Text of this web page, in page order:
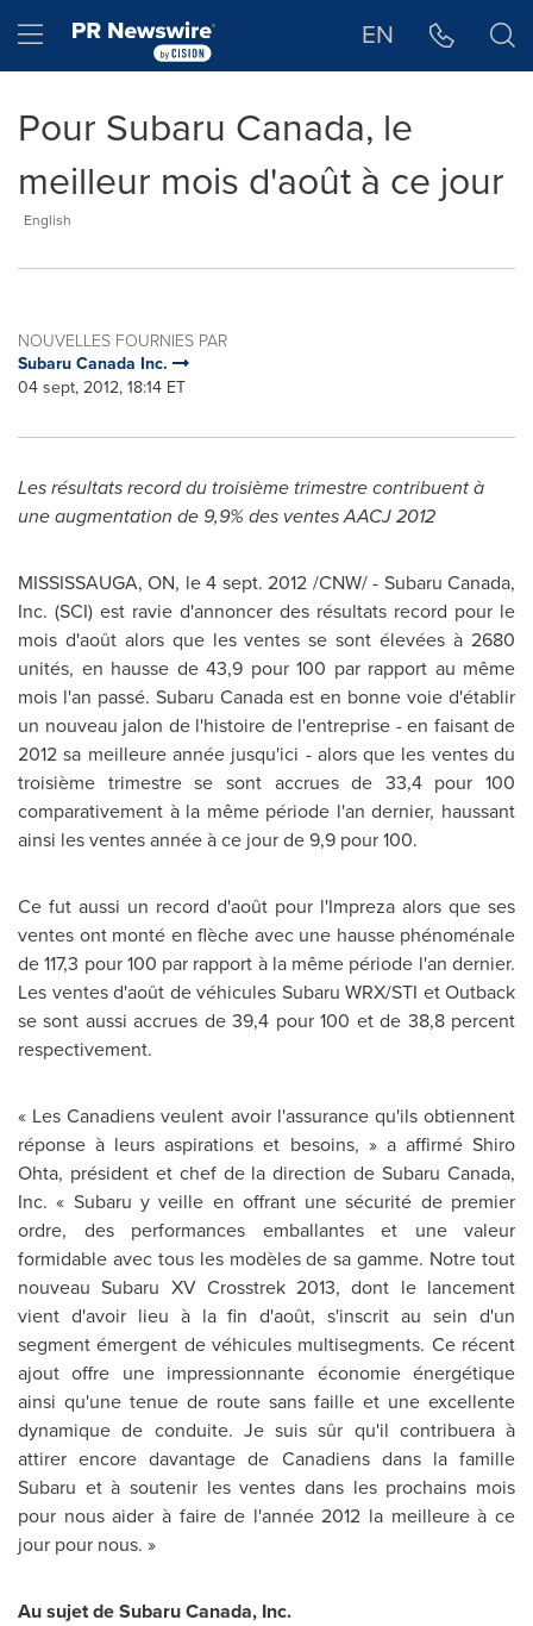
Hamburger menu EN
Pour Subaru Canada, le
meilleur mois d'août à ce jour
English
NOUVELLES FOURNIES PAR
Subaru Canada Inc.
04 sept, 2012, 18:14 ET
Les résultats record du troisième trimestre contribuent à
une augmentation de 9,9% des ventes AACJ 2012
MISSISSAUGA, ON, le4 sept. 2012 /CNW/ - SubaruCanada,
Inc. (SCI) est ravie d'annoncer des résultats record pour le
mois d'août alors que les ventes se sont élevées à 2680
unités, en hausse de 43,9 pour 100 par rapport au même
mois l'an passé. Subaru Canada est en bonne voie d'établir
un nouveau jalon de l'histoire de l'entreprise - en faisant de
2012 sa meilleure année jusqu'ici - alors que les ventes du
troisième trimestre se sont accrues de 33,4 pour 100
comparativement à la même période l'an dernier, haussant
ainsi les ventes année à ce jour de 9,9 pour 100.
Ce fut aussi un record d'août pour l'Impreza alors que ses
ventes ont monté en flèche avec une hausse phénoménale
de 117,3 pour 100 par rapport à la même période l'an dernier.
Les ventes d'août de véhicules Subaru WRX/STI et Outback
se sont aussi accrues de 39,4 pour100 etde 38,8 percent
respectivement.
« Les Canadiens veulent avoir l'assurance qu'ils obtiennent
réponse à leurs aspirations et besoins, » a affirmé Shiro
Ohta, président et chef de la direction de Subaru Canada,
Inc. « Subaru y veille en offrant une sécurité de premier
ordre, des performances emballantes et une valeur
formidable avec tous les modèles de sa gamme. Notre tout
nouveau Subaru XV Crosstrek 2013, dont le lancement
vient d'avoir lieu à la fin d'août, s'inscrit au sein d'un
segment émergent de véhicules multisegments. Ce récent
ajout offre une impressionnante économie énergétique
ainsi qu'une tenue de route sans faille et une excellente
dynamique de conduite. Je suis sûr qu'il contribuera à
attirer encore davantage de Canadiens dans la famille
Subaru et à soutenir les ventes dans les prochains mois
pour nous aider à faire de l'année 2012 la meilleure à ce
jour pour nous. »
Au sujet de SubaruCanada, Inc.